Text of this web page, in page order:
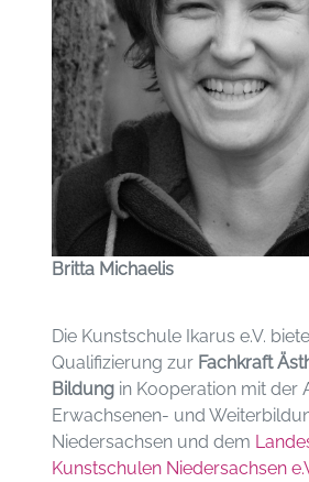
Britta Michaelis
Die Kunstschule Ikarus e.V.
Qualifizierung zur Fachkraft
Bildung in Kooperation mit der
Erwachsenen- und
Niedersachsen und dem
Kunstschulen Niedersachsen